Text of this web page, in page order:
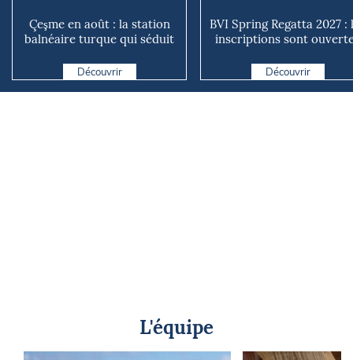
Çeşme en août : la station
balnéaire turque qui séduit
Découvrir
BVI Spring Regatta 2027 :
inscriptions sont
Découvrir
L'équipe